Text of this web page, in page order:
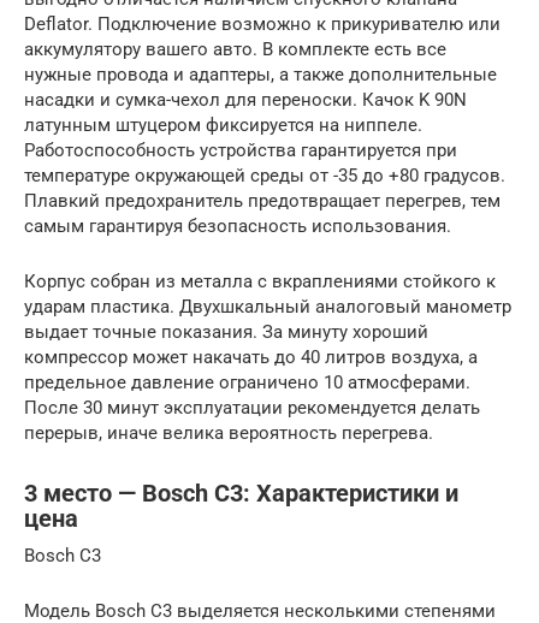
Deflator. Подключение возможно к прикуривателю или
аккумулятору вашего авто. В комплекте есть все
нужные провода и адаптеры, а также дополнительные
насадки и сумка-чехол для переноски. Качок K 90N
латунным штуцером фиксируется на ниппеле.
Работоспособность устройства гарантируется при
температуре окружающей среды от -35 до +80 градусов.
Плавкий предохранитель предотвращает перегрев, тем
самым гарантируя безопасность использования.
Корпус собран из металла с вкраплениями стойкого к
ударам пластика. Двухшкальный аналоговый манометр
выдает точные показания. За минуту хороший
компрессор может накачать до 40 литров воздуха, а
предельное давление ограничено 10 атмосферами.
После 30 минут эксплуатации рекомендуется делать
перерыв, иначе велика вероятность перегрева.
3 место — Bosch C3: Характеристики и
цена
Bosch C3
Модель Bosch C3 выделяется несколькими степенями